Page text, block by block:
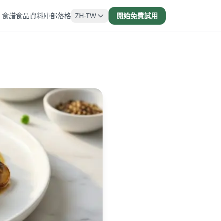
食譜食品資料庫部落格 ZH-TW 開始免費試用